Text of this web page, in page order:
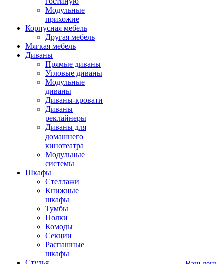
Модульные
прихожие
Корпусная мебель
Другая мебель
Мягкая мебель
Диваны
Прямые диваны
Угловые диваны
Модульные
диваны
Диваны-кровати
Диваны
реклайнеры
Диваны для
домашнего
кинотеатра
Модульные
системы
Шкафы
Стеллажи
Книжные
шкафы
Тумбы
Полки
Комоды
Секции
Распашные
шкафы